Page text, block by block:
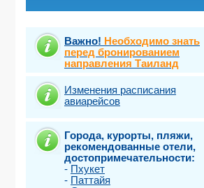
Важно! Необходимо знать
перед бронированием
направления Таиланд
Изменения расписания
авиарейсов
Города, курорты, пляжи,
рекомендованные отели,
достопримечательности:
- Пхукет
- Паттайя